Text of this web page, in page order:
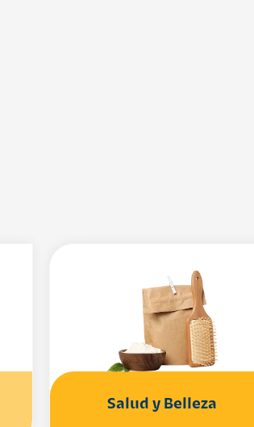
Salud y Belleza